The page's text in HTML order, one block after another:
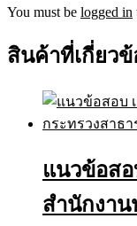
You must be logged in
สินค้าที่เกี่ยวข้
แนวข้อสอ
สำนักงา